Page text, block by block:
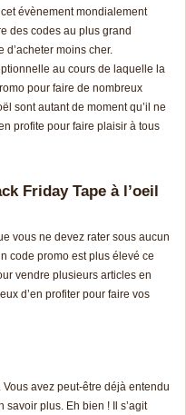
évènement mondialement
des codes au plus grand
moins cher.
au cours de laquelle la
pour faire de nombreux
sont autant de moment qu’il ne
profite pour faire plaisir à tous
Friday Tape à l’oeil
vous ne devez rater sous aucun
code promo est plus élevé ce
vendre plusieurs articles en
d’en profiter pour faire vos
avez peut-être déjà entendu
savoir plus. Eh bien ! Il s’agit